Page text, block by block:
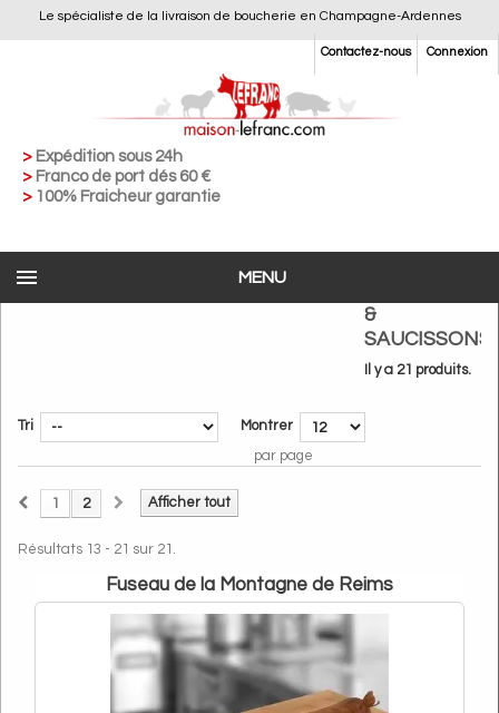
Le spécialiste de la livraison de boucherie en Champagne-Ardennes
Connexion
Contactez-nous
> Expédition sous 24h
> Franco de port dés 60 €
> 100% Fraicheur garantie
MENU
Saucisses & saucissons
&
SAUCISSONS
Il y a 21 produits.
Tri
Montrer
par page
Afficher tout
1 2
Résultats 13 - 21 sur 21.
Fuseau de la Montagne de Reims